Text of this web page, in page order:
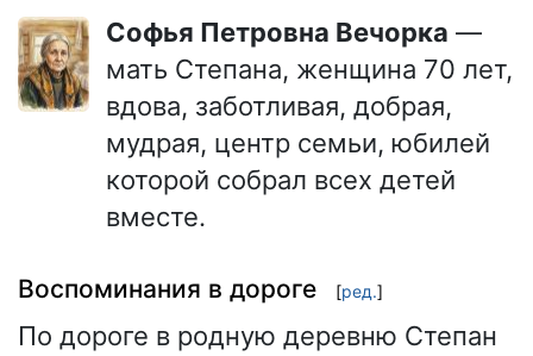
Софья Петровна Вечорка —
мать Степана, женщина 70 лет,
вдова, заботливая, добрая,
мудрая, центр семьи, юбилей
которой собрал всех детей
вместе.
Воспоминания в дороге [ред.]
По дороге в родную деревню Степан